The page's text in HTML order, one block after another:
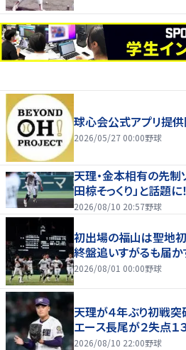
球心会公式アプリ提供
2026/05/27 00:00野球
天理・金本相有の先制
田椋そっくり」と話題に
2026/08/10 20:57野球
初出場の福山は聖地
終盤追いすがるも届か
2026/08/01 00:00野球
天理が４年ぶり初戦
エース長尾が２失点１
2026/08/10 22:00野球